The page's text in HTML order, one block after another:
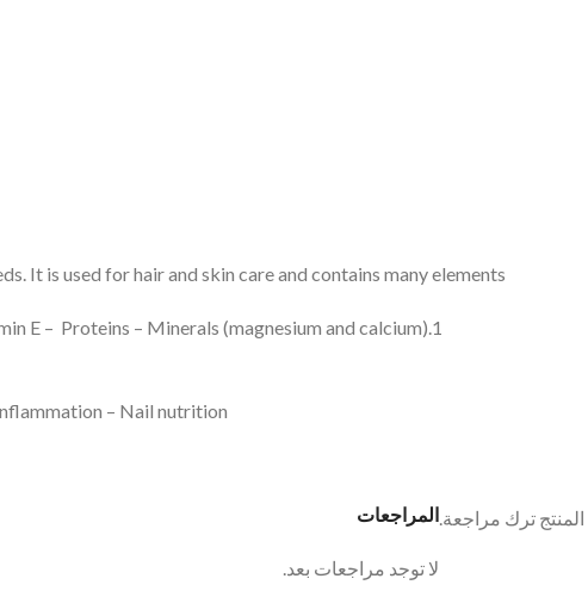
It is used for hair and skin care and contains many elements
1.Unsaturated fatty acids (oleic and linoleic acid) – Vitamin E – Proteins – Minerals (magnesium and calcium)
– Nail nutrition
المراجعات
لا توجد مراجعات بعد.
ترك مراجعة.